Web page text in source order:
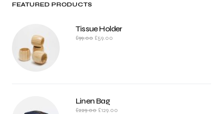
FEATURED PRODUCTS
Tissue Holder
£99.00 £59.00
Linen Bag
£229.00 £129.00